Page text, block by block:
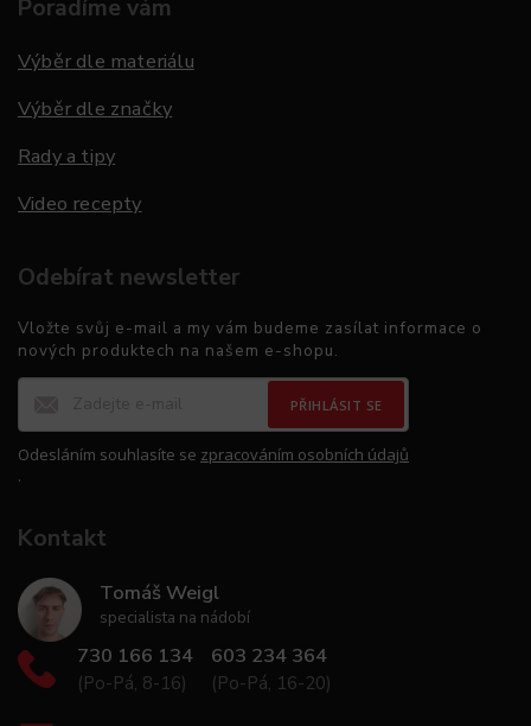
Poradíme vám
Výběr dle materiálu
Výběr dle značky
Rady a tipy
Video recepty
Odebírat newsletter
Vložte svůj e-mail a my vám budeme zasílat informace o
nových produktech na našem e-shopu.
PŘIHLÁSIT SE
Odesláním souhlasíte se zpracováním osobních údajů
.
Kontakt
Tomáš Weigl
specialista na nádobí
730 166 134
(Po-Pá, 8-16)
603 234 364
(Po-Pá, 16-20)